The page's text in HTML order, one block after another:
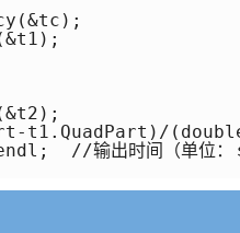
t1.QuadPart)/
//输出时间（单位：